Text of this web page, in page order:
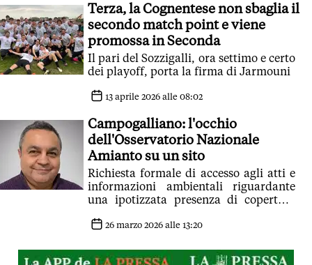
Terza, la Cognentese non sbaglia il
secondo match point e viene
promossa in Seconda
Il pari del Sozzigalli, ora settimo e certo
dei playoff, porta la firma di Jarmouni
13 aprile 2026 alle 08:02
Campogalliano: l'occhio
dell'Osservatorio Nazionale
Amianto su un sito
Richiesta formale di accesso agli atti e
informazioni ambientali riguardante
una ipotizzata presenza di coperture
Barbieri
26 marzo 2026 alle 13:20